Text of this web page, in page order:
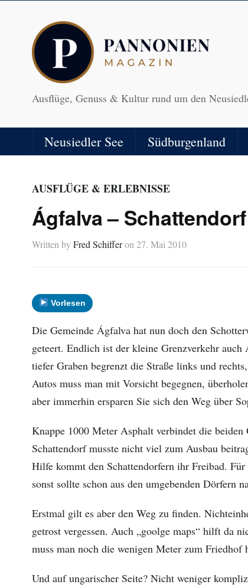
Ausflüge, Genuss & Kultur rund um den
Neusiedler See Südburgenland
AUSFLÜGE & ERLEBNISSE
Ágfalva –
Written byFred Schiffer on 27. Mai 2010
Vorlesen
Die Gemeinde Ágfalva hat nun doch den
geteert. Endlich ist der kleine Grenzverkehr
tiefer Graben begrenzt die Straße links und
Autos muss man mit Vorsicht begegnen,
aber immerhin ersparen Sie sich den Weg über
Knappe 1000 Meter Asphalt verbindet die beiden
Schattendorf musste nicht viel zum Ausbau
Hilfe kommt den Schattendorfern ihr Freibad.
sonst sollte schon aus den umgebenden Dörfern
Erstmal gilt es aber den Weg zu finden.
getrost vergessen. Auch „goolge maps“ hilft da
muss man noch die wenigen Meter zum
Und auf ungarischer Seite? Nicht weniger